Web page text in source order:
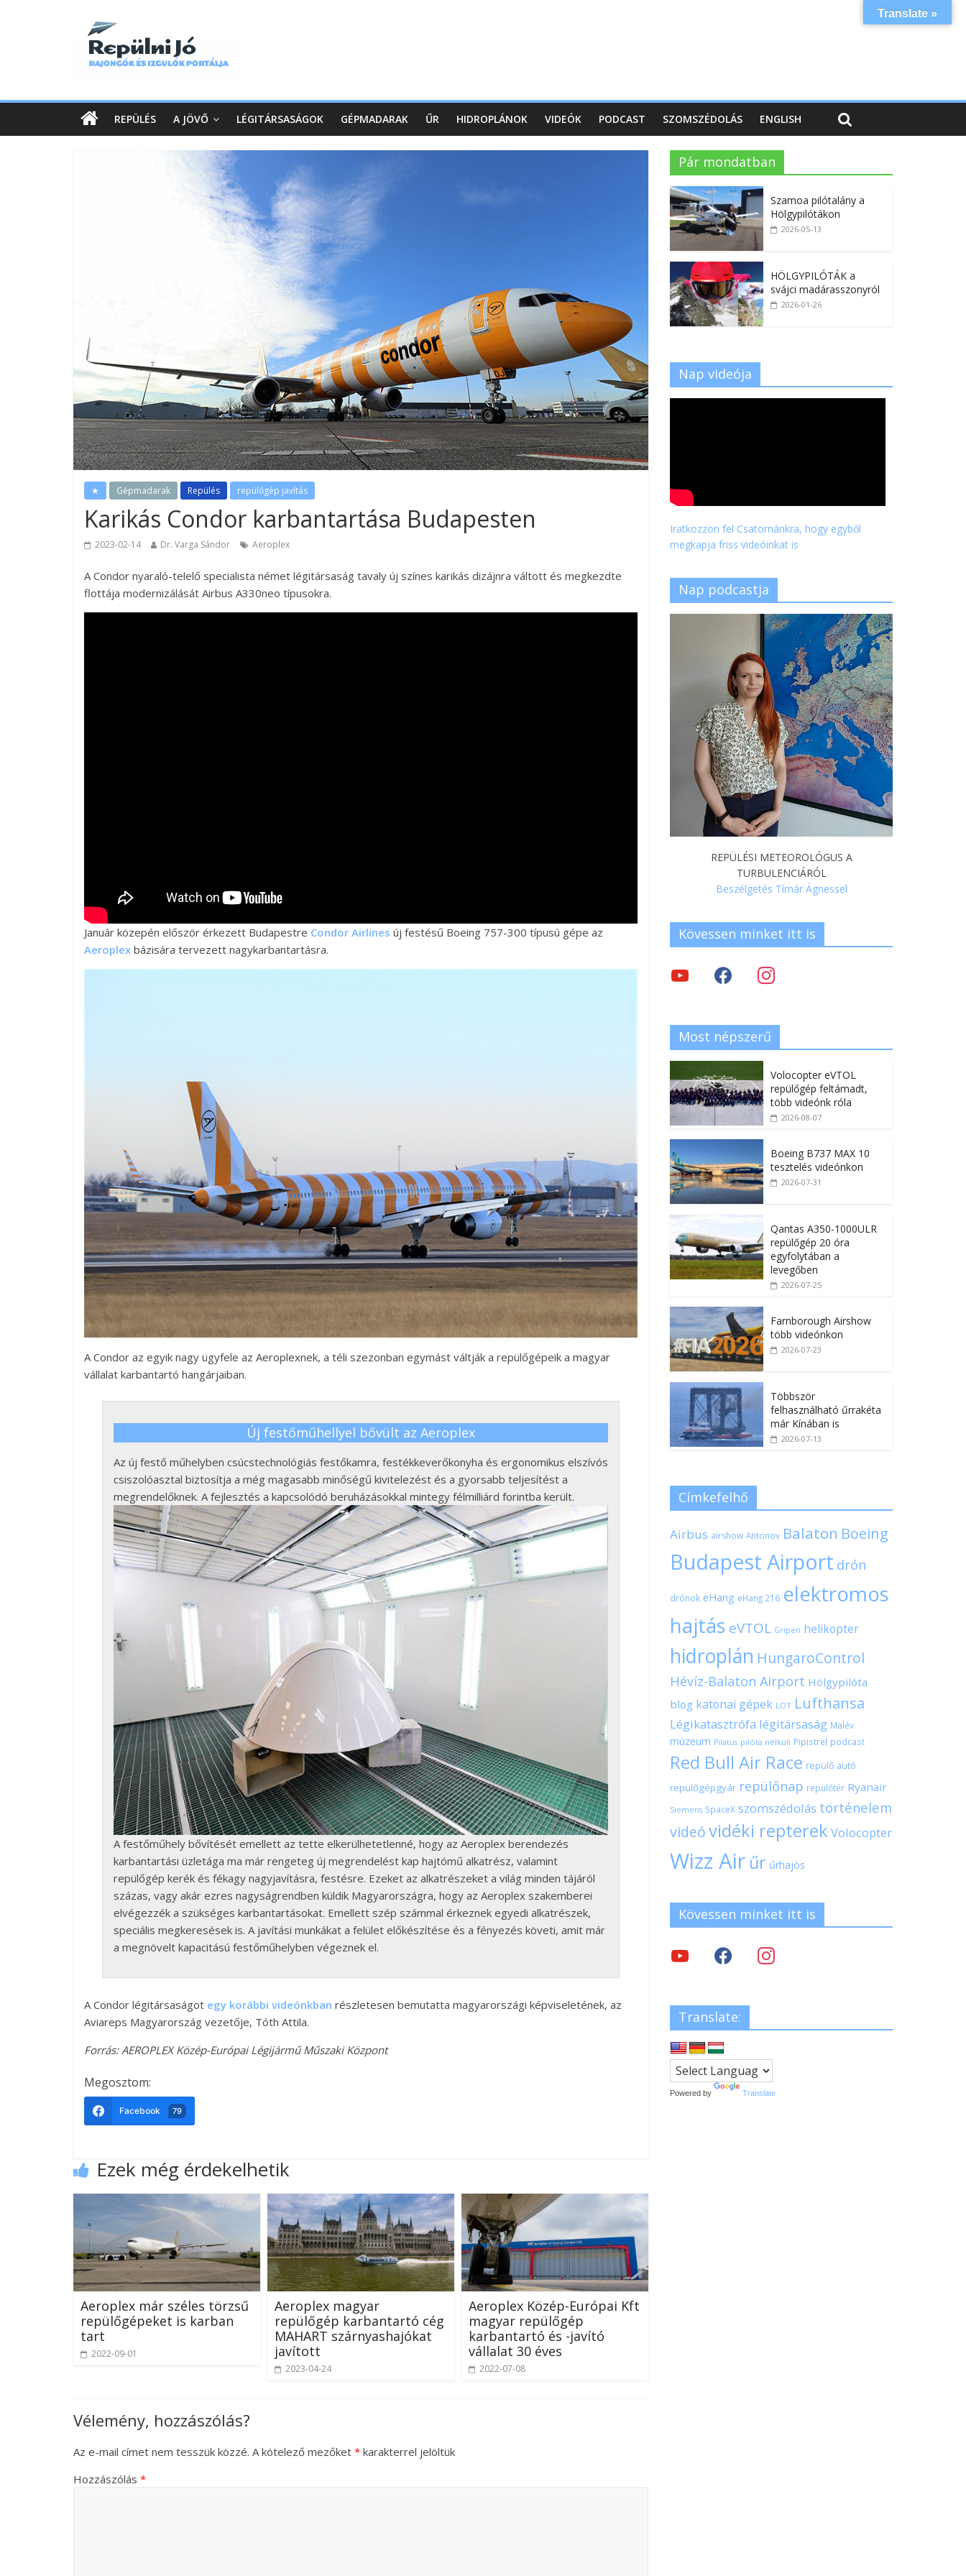
REPÜLÉS A JÖVŐ LÉGITÁRSASÁGOK GÉPMADARAK ŰR HIDROPLÁNOK VIDEÓK PODCAST SZOMSZÉDOLÁS ENGLISH
★ Gépmadarak Repülés repülőgép javítás
Karikás Condor karbantartása Budapesten
2023-02-14 Dr. Varga Sándor Aeroplex
A Condor nyaraló-telelő specialista német légitársaság tavaly új színes karikás dizájnra váltott és megkezdte
flottája modernizálását Airbus A330neo típusokra.
Január közepén először érkezett Budapestre Condor Airlines új festésű Boeing 757-300 típusú gépe az
Aeroplex bázisára tervezett nagykarbantartásra.
A Condor az egyik nagy ügyfele az Aeroplexnek, a téli szezonban egymást váltják a repülőgépeik a magyar
vállalat karbantartó hangárjaiban.
Új festőműhellyel bővült az Aeroplex
Az új festő műhelyben csúcstechnológiás festőkamra, festékkeverőkonyha és ergonomikus elszívós
csiszolóasztal biztosítja a még magasabb minőségű kivitelezést és a gyorsabb teljesítést a
megrendelőknek. A fejlesztés a kapcsolódó beruházásokkal mintegy félmilliárd forintba került.
A festőműhely bővítését emellett az tette elkerülhetetlenné, hogy az Aeroplex berendezés
karbantartási üzletága ma már rengeteg új megrendelést kap hajtómű alkatrész, valamint
repülőgép kerék és fékagy nagyjavításra, festésre. Ezeket az alkatrészeket a világ minden tájáról
százas, vagy akár ezres nagyságrendben küldik Magyarországra, hogy az Aeroplex szakemberei
elvégezzék a szükséges karbantartásokat. Emellett szép számmal érkeznek egyedi alkatrészek,
speciális megkeresések is. A javítási munkákat a felület előkészítése és a fényezés követi, amit már
a megnövelt kapacitású festőműhelyben végeznek el.
A Condor légitársaságot egy korábbi videónkban részletesen bemutatta magyarországi képviseletének, az
Aviareps Magyarország vezetője, Tóth Attila.
Forrás: AEROPLEX Közép-Európai Légijármű Műszaki Központ
Megosztom:
Facebook 79
Ezek még érdekelhetik
Aeroplex már széles törzsű
repülőgépeket is karban
tart
2022-09-01
Aeroplex magyar
repülőgép karbantartó cég
MAHART szárnyashajókat
javított
2023-04-24
Aeroplex Közép-Európai Kft
magyar repülőgép
karbantartó és -javító
vállalat 30 éves
2022-07-08
Vélemény, hozzászólás?
Az e-mail címet nem tesszük közzé. A kötelező mezőket * karakterrel jelöltük
Hozzászólás *
Pár mondatban
Szamoa pilótalány a
Hölgypilótákon
2026-05-13
HÖLGYPILÓTÁK a
svájci madárasszonyról
2026-01-26
Nap videója
Iratkozzon fel Csatornánkra, hogy egyből
megkapja friss videóinkat is
Nap podcastja
REPÜLÉSI METEOROLÓGUS A
TURBULENCIÁRÓL
Beszélgetés Tímár Ágnessel
Kövessen minket itt is
Most népszerű
Volocopter eVTOL
repülőgép feltámadt,
több videónk róla
2026-08-07
Boeing B737 MAX 10
tesztelés videónkon
2026-07-31
Qantas A350-1000ULR
repülőgép 20 óra
egyfolytában a
levegőben
2026-07-25
Farnborough Airshow
több videónkon
2026-07-23
Többször
felhasználható űrrakéta
már Kínában is
2026-07-13
Címkefelhő
Airbus airshow Antonov Balaton Boeing
Budapest Airport drón
drónok eHang eHang 216 elektromos
hajtás eVTOL Gripen helikopter
hidroplán HungaroControl
Hévíz-Balaton Airport Hölgypilóta
blog katonai gépek LOT Lufthansa
Légikatasztrófa légitársaság Malév
múzeum Pilatus pilóta nélküli Pipistrel podcast
Red Bull Air Race repülő autó
repülőgépgyár repülőnap repülőtér Ryanair
Siemens SpaceX szomszédolás történelem
videóvidéki repterek Volocopter
Wizz Air űr űrhajós
Kövessen minket itt is
Translate:
Powered by Translate
Translate »